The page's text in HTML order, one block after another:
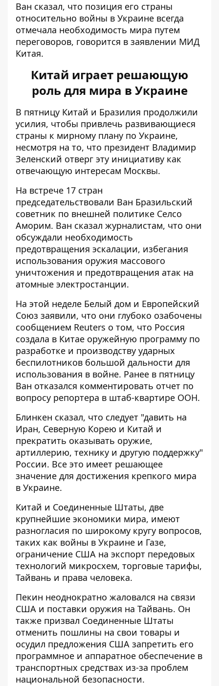
Ван сказал, что позиция его страны
относительно войны в Украине всегда
отмечала необходимость мира путем
переговоров, говорится в заявлении МИД
Китая.
Китай играет решающую
роль для мира в Украине
В пятницу Китай и Бразилия продолжили
усилия, чтобы привлечь развивающиеся
страны к мирному плану по Украине,
несмотря на то, что президент Владимир
Зеленский отверг эту инициативу как
отвечающую интересам Москвы.
На встрече 17 стран
председательствовали Ван Бразильский
советник по внешней политике Селсо
Аморим. Ван сказал журналистам, что они
обсуждали необходимость
предотвращения эскалации, избегания
использования оружия массового
уничтожения и предотвращения атак на
атомные электростанции.
На этой неделе Белый дом и Европейский
Союз заявили, что они глубоко озабочены
сообщением Reuters о том, что Россия
создала в Китае оружейную программу по
разработке и производству ударных
беспилотников большой дальности для
использования в войне. Ранее в пятницу
Ван отказался комментировать отчет по
вопросу репортера в штаб-квартире ООН.
Блинкен сказал, что следует "давить на
Иран, Северную Корею и Китай и
прекратить оказывать оружие,
артиллерию, технику и другую поддержку"
России. Все это имеет решающее
значение для достижения крепкого мира
в Украине.
Китай и Соединенные Штаты, две
крупнейшие экономики мира, имеют
разногласия по широкому кругу вопросов,
таких как войны в Украине и Газе,
ограничение США на экспорт передовых
технологий микросхем, торговые тарифы,
Тайвань и права человека.
Пекин неоднократно жаловался на связи
США и поставки оружия на Тайвань. Он
также призвал Соединенные Штаты
отменить пошлины на свои товары и
осудил предложения США запретить его
программное и аппаратное обеспечение в
транспортных средствах из-за проблем
национальной безопасности.